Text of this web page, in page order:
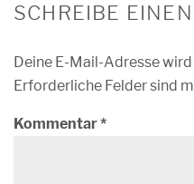
SCHREIBE
Deine E-Mail-Adresse
Erforderliche Felder sind
Kommentar*